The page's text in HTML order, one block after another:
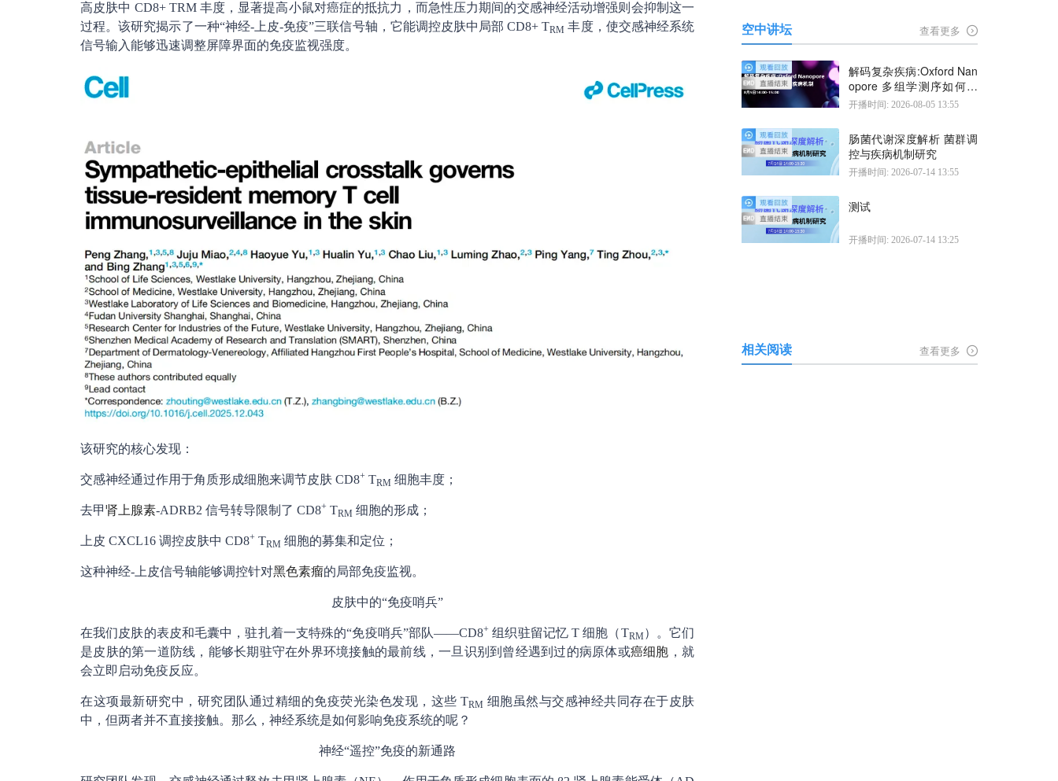
高皮肤中 CD8+ TRM 丰度，显著提高小鼠对癌症的抵抗力，而急性压力期间的交感神经活动增强则会抑制这一
过程。该研究揭示了一种“神经-上皮-免疫”三联信号轴，它能调控皮肤中局部 CD8+ TRM 丰度，使交感神经系统
信号输入能够迅速调整屏障界面的免疫监视强度。
该研究的核心发现：
交感神经通过作用于角质形成细胞来调节皮肤 CD8+ TRM 细胞丰度；
去甲肾上腺素-ADRB2 信号转导限制了 CD8+ TRM 细胞的形成；
上皮 CXCL16 调控皮肤中 CD8+ TRM 细胞的募集和定位；
这种神经-上皮信号轴能够调控针对黑色素瘤的局部免疫监视。
皮肤中的“免疫哨兵”
在我们皮肤的表皮和毛囊中，驻扎着一支特殊的“免疫哨兵”部队——CD8+ 组织驻留记忆 T 细胞（TRM ）。它们
是皮肤的第一道防线，能够长期驻守在外界环境接触的最前线，一旦识别到曾经遇到过的病原体或癌细胞 ，就
会立即启动免疫反应。
在这项最新研究中，研究团队通过精细的免疫荧光染色发现，这些 TRM 细胞虽然与交感神经共同存在于皮肤
中，但两者并不直接接触。那么，神经系统是如何影响免疫系统的呢？
神经“遥控”免疫的新通路
空中讲坛 查看更多
解码复杂疾病:Oxford Nan
opore 多组学测序如何揭
示疾病机制
开播时间: 2026-08-05 13:55
肠菌代谢深度解析 菌群调
控与疾病机制研究
开播时间: 2026-07-14 13:55
测试
开播时间: 2026-07-14 13:25
相关阅读 查看更多